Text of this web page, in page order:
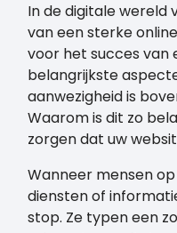
In de digitale wereld
van een sterke
voor het succes van
belangrijkste
aanwezigheid is
Waarom is dit zo
zorgen dat uw
Wanneer mensen
diensten of
stop. Ze typen een